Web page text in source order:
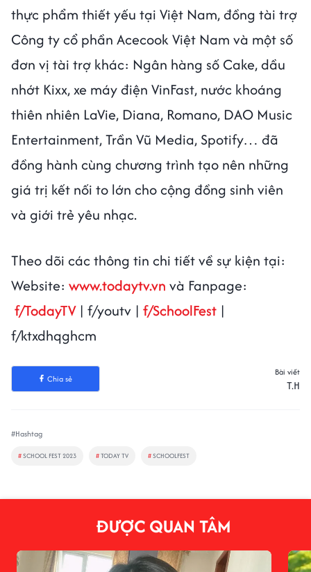
thực phẩm thiết yếu tại Việt Nam, đồng tài trợ
Công ty cổ phần Acecook Việt Nam và một số
đơn vị tài trợ khác: Ngân hàng số Cake, dầu
nhớt Kixx, xe máy điện VinFast, nước khoáng
thiên nhiên LaVie, Diana, Romano, DAO Music
Entertainment, Trần Vũ Media, Spotify… đã
đồng hành cùng chương trình tạo nên những
giá trị kết nối to lớn cho cộng đồng sinh viên
và giới trẻ yêu nhạc.
Theo dõi các thông tin chi tiết về sự kiện tại:
Website: www.todaytv.vn và Fanpage:
f/TodayTV| f/youtv | f/SchoolFest |
f/ktxdhqghcm
Chia sẻ
Bài viết
T.H
#Hashtag
#SCHOOL FEST 2023 #TODAY TV #SCHOOLFEST
ĐƯỢC QUAN TÂM